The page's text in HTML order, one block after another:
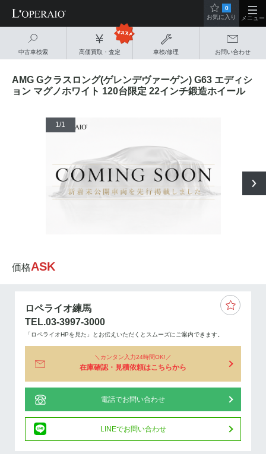
中古車検索 高価買取・査定 車検/修理 お問い合わせ
0
お気に入り
メニュー
AMG Gクラスロング(ゲレンデヴァーゲン) G63 エディシ
ョン マグノホワイト 120台限定 22インチ鍛造ホイール
1/1
価格ASK
ロペライオ練馬
TEL.03-3997-3000
「ロペライオHPを見た」とお伝えいただくとスムーズにご案内できます。
カンタン入力24時間OK!
在庫確認・見積依頼はこちらから
電話でお問い合わせ
LINEでお問い合わせ